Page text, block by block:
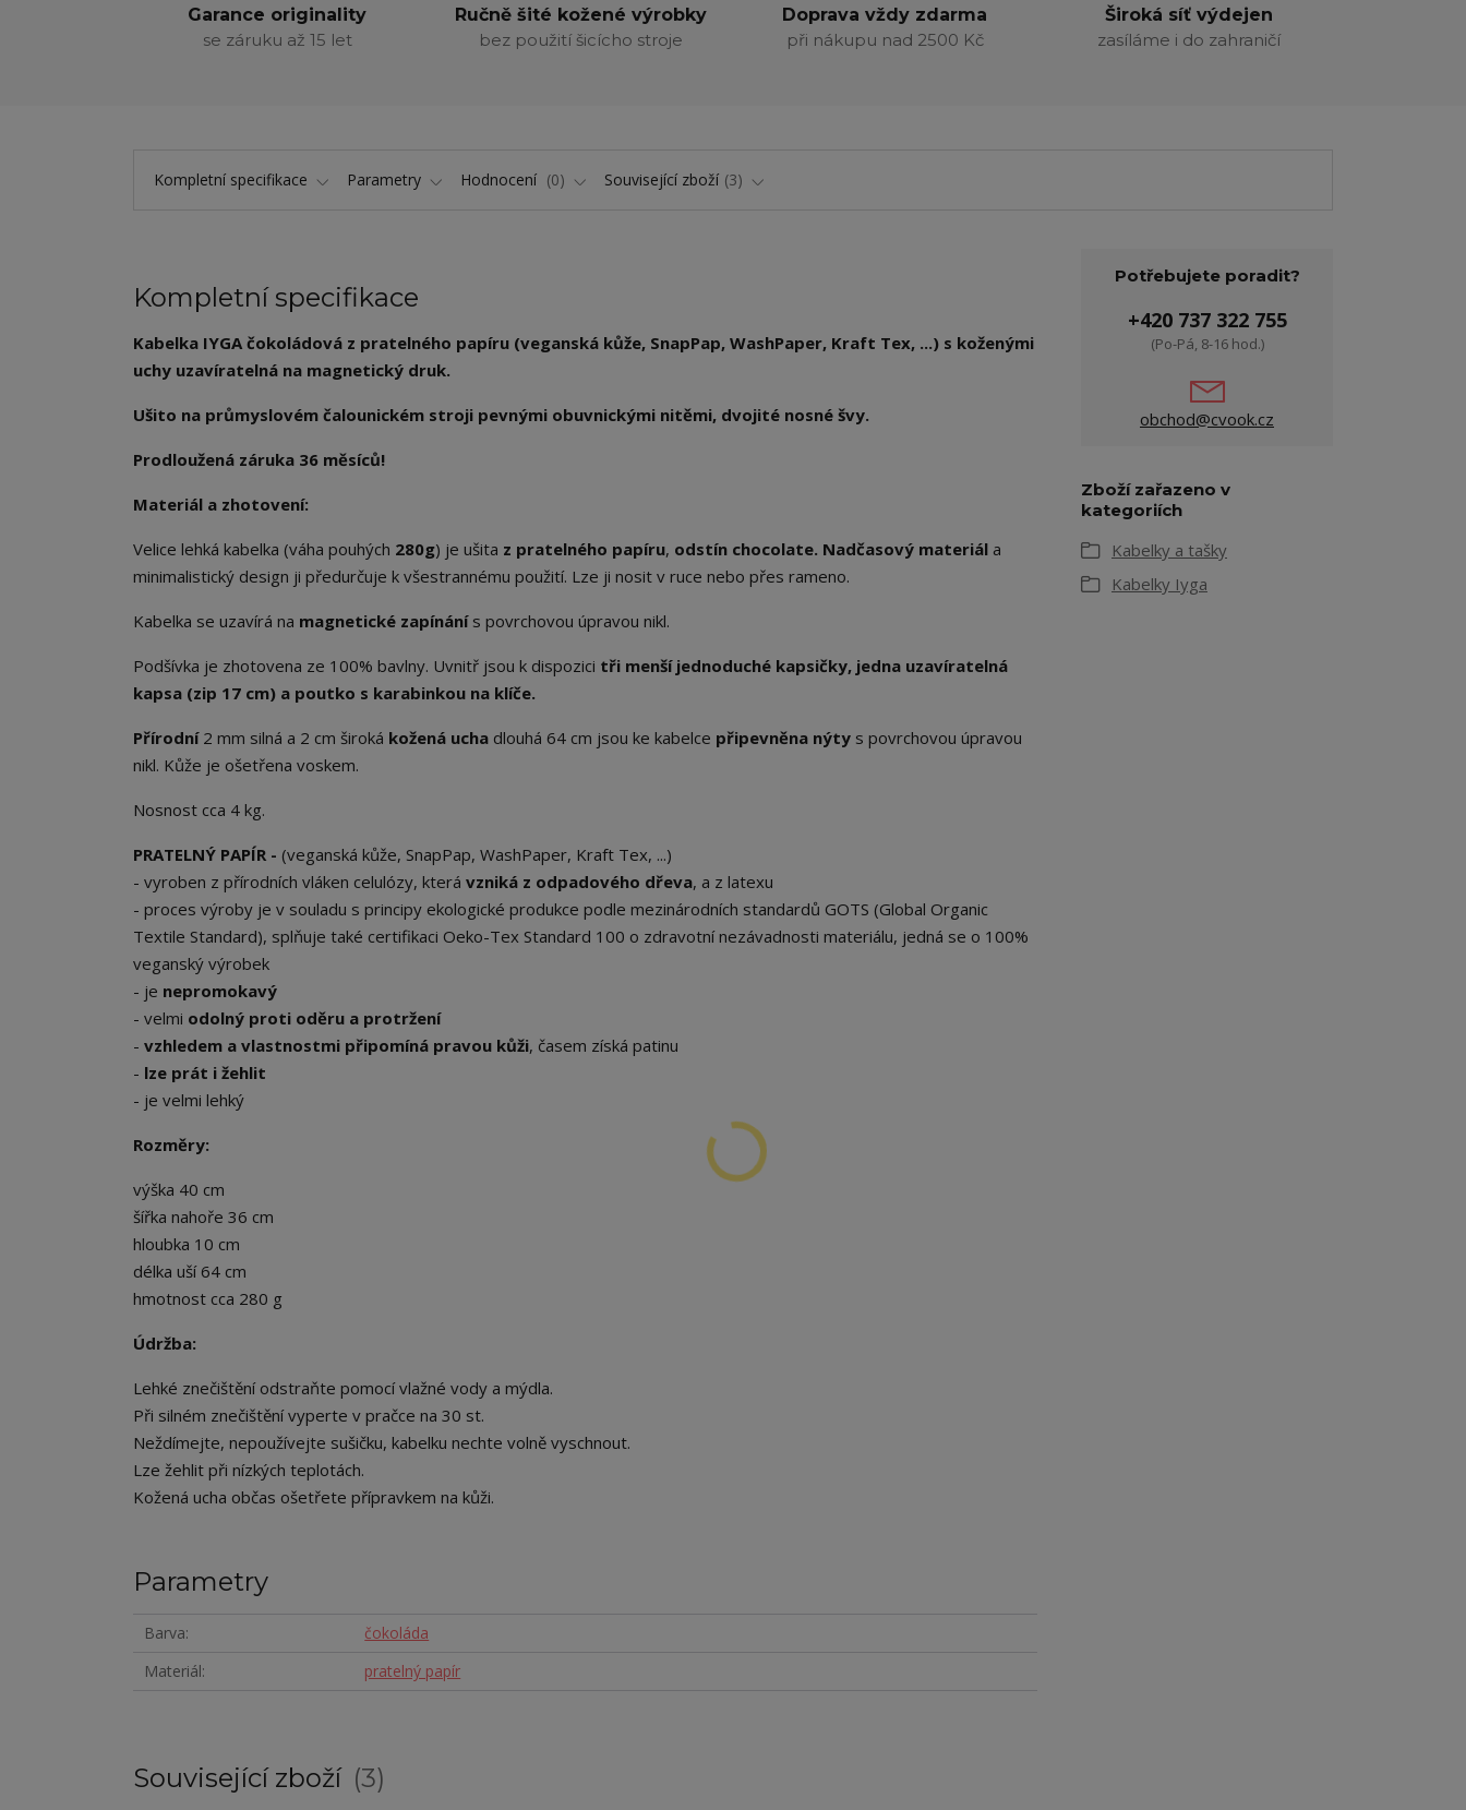
Garance originality
se záruku až 15 let
Ručně šité kožené výrobky
bez použití šicícho stroje
Doprava vždy zdarma
při nákupu nad 2500 Kč
Široká síť výdejen
zasíláme i do zahraničí
Kompletní specifikace Parametry Hodnocení 0 Související zboží 3
Kompletní specifikace
Kabelka IYGA čokoládová z pratelného papíru (veganská kůže, SnapPap, WashPaper, Kraft Tex, ...) s koženými
uchy uzavíratelná na magnetický druk.
Ušito na průmyslovém čalounickém stroji pevnými obuvnickými nitěmi, dvojité nosné švy.
Prodloužená záruka 36 měsíců!
Materiál a zhotovení:
Velice lehká kabelka (váha pouhých 280g) je ušita z pratelného papíru, odstín chocolate. Nadčasový materiál a
minimalistický design ji předurčuje k všestrannému použití. Lze ji nosit v ruce nebo přes rameno.
Kabelka se uzavírá na magnetické zapínánís povrchovou úpravou nikl.
Podšívka je zhotovena ze 100% bavlny. Uvnitř jsou k dispozici tři menší jednoduché kapsičky, jedna uzavíratelná
kapsa (zip 17 cm) a poutko s karabinkou na klíče.
Přírodní2 mm silná a 2 cm široká kožená ucha dlouhá 64 cm jsou ke kabelce připevněna nýty s povrchovou úpravou
nikl. Kůže je ošetřena voskem.
Nosnost cca 4 kg.
PRATELNÝ PAPÍR - (veganská kůže, SnapPap, WashPaper, Kraft Tex, ...)
- vyroben z přírodních vláken celulózy, která vzniká z odpadového dřeva, a z latexu
- proces výroby je v souladu s principy ekologické produkce podle mezinárodních standardů GOTS (Global Organic
Textile Standard), splňuje také certifikaci Oeko-Tex Standard 100 o zdravotní nezávadnosti materiálu, jedná se o 100%
veganský výrobek
- je nepromokavý
- velmi odolný proti oděru a protržení
- vzhledem a vlastnostmi připomíná pravou kůži, časem získá patinu
- lze prát i žehlit
- je velmi lehký
Rozměry:
výška 40 cm
šířka nahoře 36 cm
hloubka 10 cm
délka uší 64 cm
hmotnost cca 280 g
Údržba:
Lehké znečištění odstraňte pomocí vlažné vody a mýdla.
Při silném znečištění vyperte v pračce na 30 st.
Neždímejte, nepoužívejte sušičku, kabelku nechte volně vyschnout.
Lze žehlit při nízkých teplotách.
Kožená ucha občas ošetřete přípravkem na kůži.
Parametry
Barva
čokoláda
Materiál
pratelný papír
Potřebujete poradit?
+420 737 322 755
(Po-Pá, 8-16 hod.)
obchod@cvook.cz
Zboží zařazeno v
kategoriích
Kabelky a tašky
Kabelky Iyga
Související zboží 3